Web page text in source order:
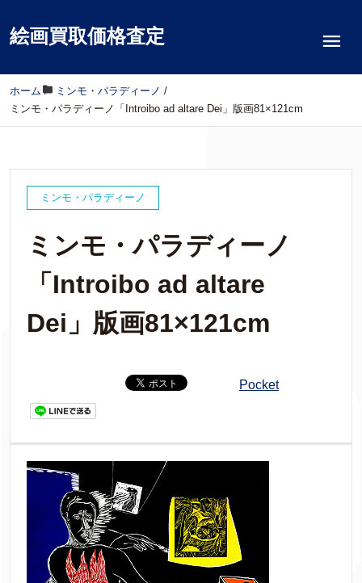
絵画買取価格査定
ホーム / ミンモ・パラディーノ /
ミンモ・パラディーノ「Introibo ad altare Dei」版画81×121cm
ミンモ・パラディーノ
ミンモ・パラディーノ
「Introibo ad altare
Dei」版画81×121cm
Pocket